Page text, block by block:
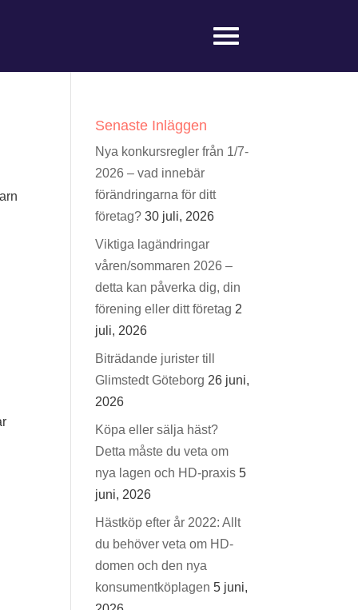
Senaste Inläggen
Nya konkursregler från 1/7-
2026 – vad innebär
förändringarna för ditt
företag? 30 juli, 2026
Viktiga lagändringar
våren/sommaren 2026 –
detta kan påverka dig, din
förening eller ditt företag 2
juli, 2026
Biträdande jurister till
Glimstedt Göteborg 26 juni,
2026
Köpa eller sälja häst?
Detta måste du veta om
nya lagen och HD-praxis 5
juni, 2026
Hästköp efter år 2022: Allt
du behöver veta om HD-
domen och den nya
konsumentköplagen 5 juni,